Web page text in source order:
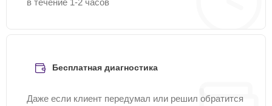
в течение 1-2 часов
Бесплатная диагностика
Даже если клиент передумал или решил обратится